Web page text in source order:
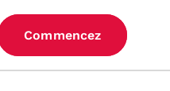
Commencez